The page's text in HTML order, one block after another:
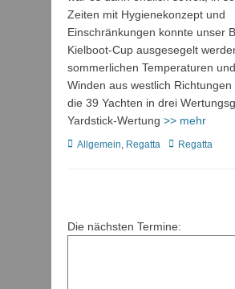
Zeiten mit Hygienekonzept und
Einschränkungen konnte unser
Kielboot-Cup ausgesegelt
sommerlichen Temperaturen
Winden aus westlich Richtungen
die 39 Yachten in drei
Yardstick-Wertung >> mehr
Kategorien
Allgemein, Regatta Schlagworte
Regatta
Die nächsten Termine: